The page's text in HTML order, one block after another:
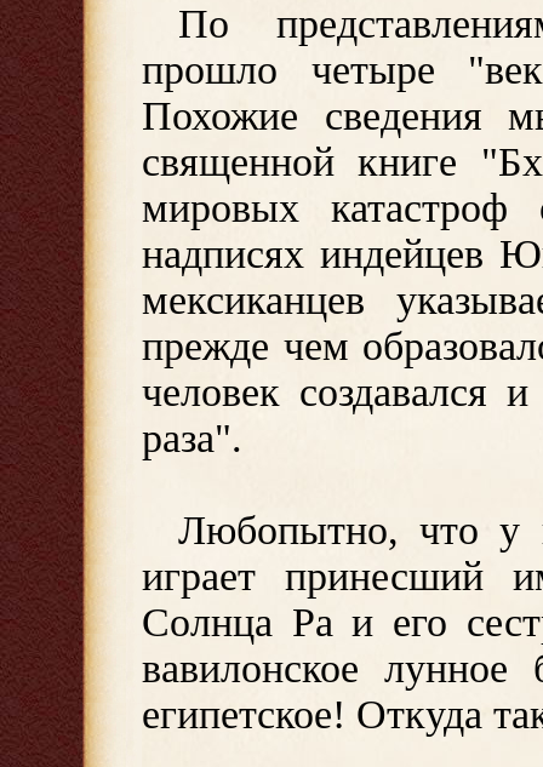
По
прошло четыре
Похожие сведения
священной книге
мировых катастроф
надписях индейцев
мексиканцев
прежде чем
человек создавался
раза".
Любопытно, что у
играет принесший
Солнца Ра и его
вавилонское
египетское! Откуда